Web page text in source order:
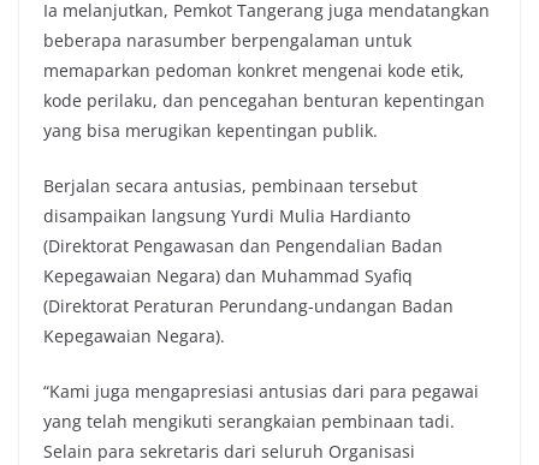
Ia melanjutkan, Pemkot Tangerang juga mendatangkan
beberapa narasumber berpengalaman untuk
memaparkan pedoman konkret mengenai kode etik,
kode perilaku, dan pencegahan benturan kepentingan
yang bisa merugikan kepentingan publik.
Berjalan secara antusias, pembinaan tersebut
disampaikan langsung Yurdi Mulia Hardianto
(Direktorat Pengawasan dan Pengendalian Badan
Kepegawaian Negara) dan Muhammad Syafiq
(Direktorat Peraturan Perundang-undangan Badan
Kepegawaian Negara).
“Kami juga mengapresiasi antusias dari para pegawai
yang telah mengikuti serangkaian pembinaan tadi.
Selain para sekretaris dari seluruh Organisasi